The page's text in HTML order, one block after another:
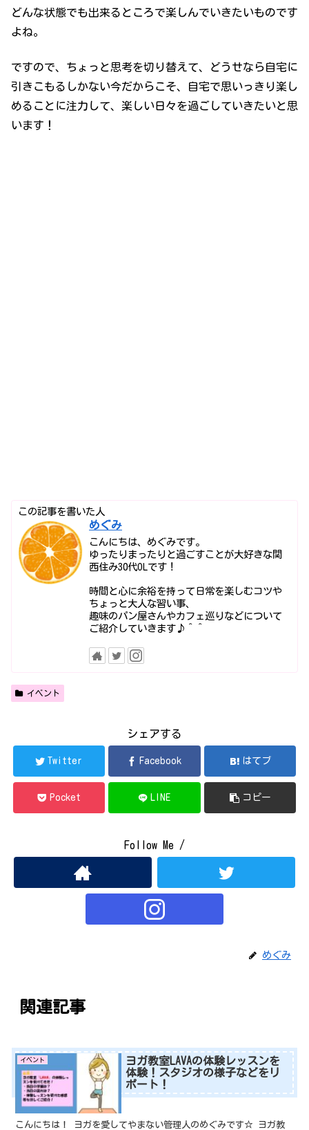
どんな状態でも出来るところで楽しんでいきたいものです
よね。
ですので、ちょっと思考を切り替えて、どうせなら自宅に
引きこもるしかない今だからこそ、自宅で思いっきり楽し
めることに注力して、楽しい日々を過ごしていきたいと思
います！
この記事を書いた人
めぐみ
こんにちは、めぐみです。
ゆったりまったりと過ごすことが大好きな関
西住み30代OLです！
時間と心に余裕を持って日常を楽しむコツや
ちょっと大人な習い事、
趣味のパン屋さんやカフェ巡りなどについて
ご紹介していきます♪＾＾
イベント
シェアする
Twitter Facebook はてブ
Pocket LINE コピー
Follow Me /
めぐみ
関連記事
イベント
ヨガ教室LAVAの体験レッスンを
体験！スタジオの様子などをリ
ポート！
こんにちは！ ヨガを愛してやまない管理人のめぐみです☆ ヨガ教